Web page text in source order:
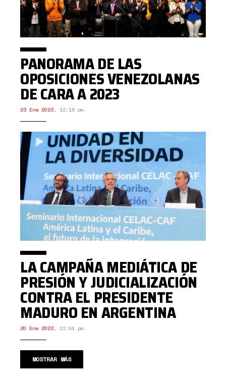
PANORAMA DE LAS
OPOSICIONES VENEZOLANAS
DE CARA A 2023
23 Ene 2023, 12:15 pm.
LA CAMPAÑA MEDIÁTICA DE
PRESIÓN Y JUDICIALIZACIÓN
CONTRA EL PRESIDENTE
MADURO EN ARGENTINA
20 Ene 2023, 11:04 pm.
MOSTRAR MÁS